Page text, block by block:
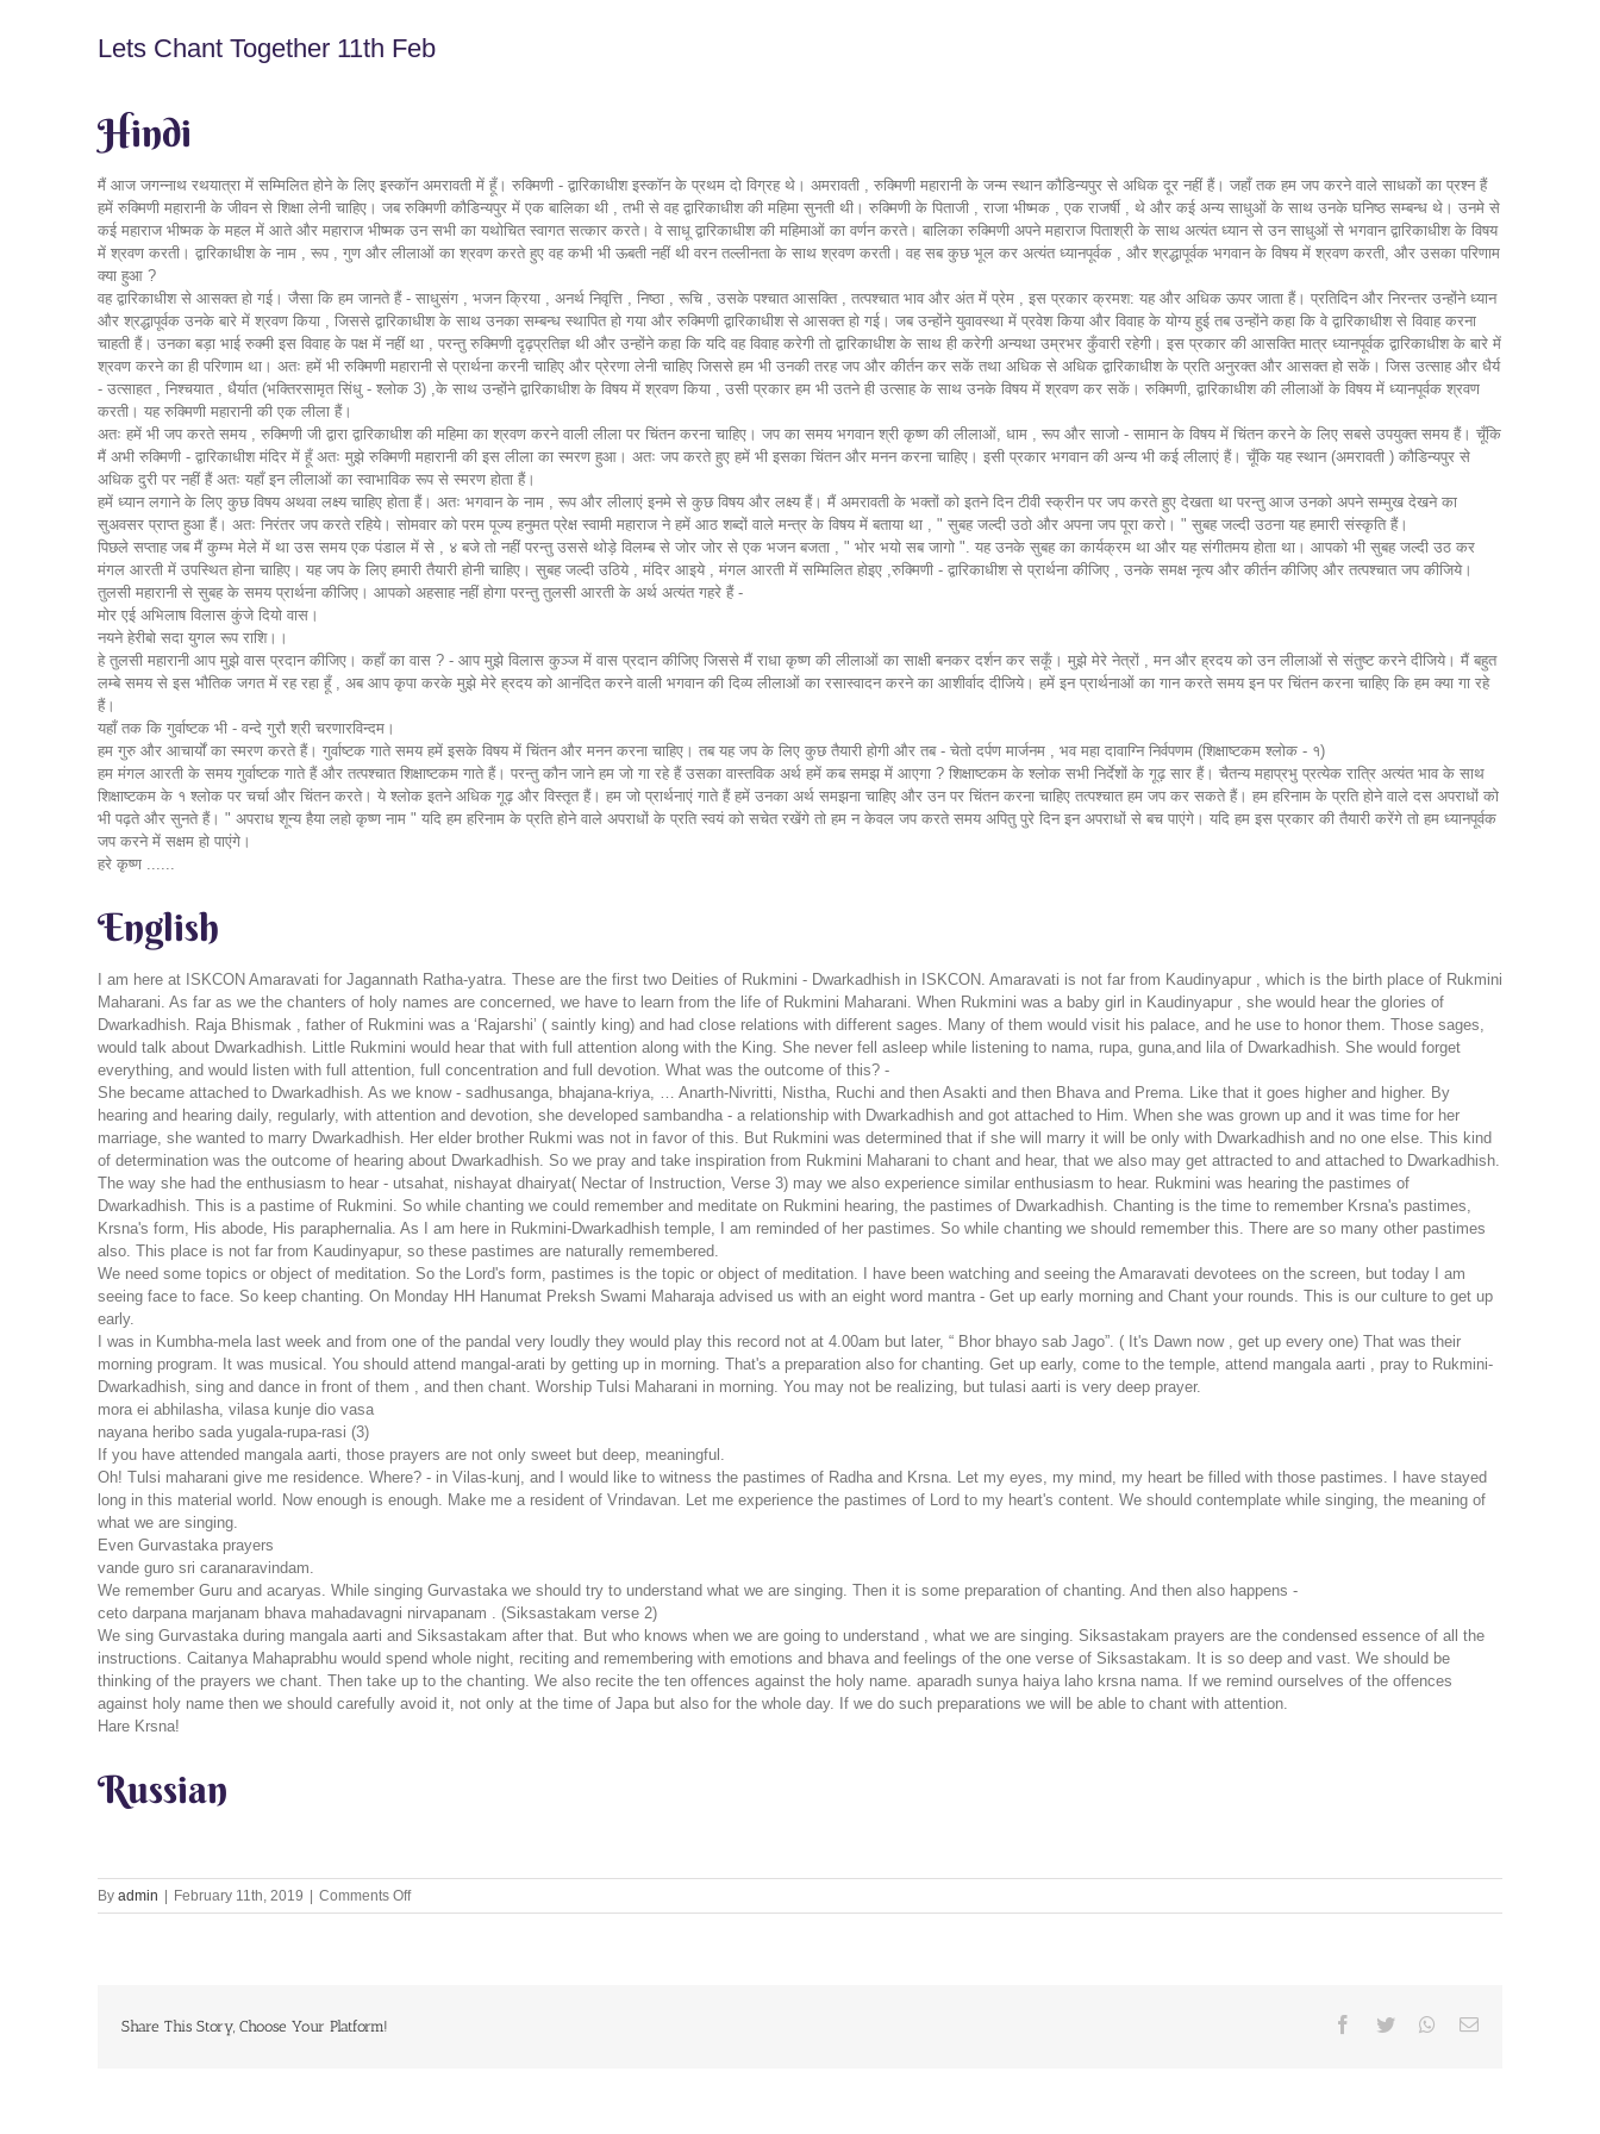
Lets Chant Together 11th Feb
Hindi
मैं आज जगन्नाथ रथयात्रा में सम्मिलित होने के लिए इस्कॉन अमरावती में हूँ। रुक्मिणी - द्वारिकाधीश इस्कॉन के प्रथम दो विग्रह थे। अमरावती , रुक्मिणी महारानी के जन्म स्थान कौडिन्यपुर से अधिक दूर नहीं हैं। जहाँ तक हम जप करने वाले साधकों का प्रश्न हैं
हमें रुक्मिणी महारानी के जीवन से शिक्षा लेनी चाहिए। जब रुक्मिणी कौडिन्यपुर में एक बालिका थी , तभी से वह द्वारिकाधीश की महिमा सुनती थी। रुक्मिणी के पिताजी , राजा भीष्मक , एक राजर्षी , थे और कई अन्य साधुओं के साथ उनके घनिष्ठ सम्बन्ध थे। उनमे से
कई महाराज भीष्मक के महल में आते और महाराज भीष्मक उन सभी का यथोचित स्वागत सत्कार करते। वे साधू द्वारिकाधीश की महिमाओं का वर्णन करते। बालिका रुक्मिणी अपने महाराज पिताश्री के साथ अत्यंत ध्यान से उन साधुओं से भगवान द्वारिकाधीश के विषय
में श्रवण करती। द्वारिकाधीश के नाम , रूप , गुण और लीलाओं का श्रवण करते हुए वह कभी भी ऊबती नहीं थी वरन तल्लीनता के साथ श्रवण करती। वह सब कुछ भूल कर अत्यंत ध्यानपूर्वक , और श्रद्धापूर्वक भगवान के विषय में श्रवण करती, और उसका परिणाम
क्या हुआ ?
वह द्वारिकाधीश से आसक्त हो गई। जैसा कि हम जानते हैं - साधुसंग , भजन क्रिया , अनर्थ निवृत्ति , निष्ठा , रूचि , उसके पश्चात आसक्ति , तत्पश्चात भाव और अंत में प्रेम , इस प्रकार क्रमश: यह और अधिक ऊपर जाता हैं। प्रतिदिन और निरन्तर उन्होंने ध्यान
और श्रद्धापूर्वक उनके बारे में श्रवण किया , जिससे द्वारिकाधीश के साथ उनका सम्बन्ध स्थापित हो गया और रुक्मिणी द्वारिकाधीश से आसक्त हो गई। जब उन्होंने युवावस्था में प्रवेश किया और विवाह के योग्य हुई तब उन्होंने कहा कि वे द्वारिकाधीश से विवाह करना
चाहती हैं। उनका बड़ा भाई रुक्मी इस विवाह के पक्ष में नहीं था , परन्तु रुक्मिणी दृढ़प्रतिज्ञ थी और उन्होंने कहा कि यदि वह विवाह करेगी तो द्वारिकाधीश के साथ ही करेगी अन्यथा उम्रभर कुँवारी रहेगी। इस प्रकार की आसक्ति मात्र ध्यानपूर्वक द्वारिकाधीश के बारे में
श्रवण करने का ही परिणाम था। अतः हमें भी रुक्मिणी महारानी से प्रार्थना करनी चाहिए और प्रेरणा लेनी चाहिए जिससे हम भी उनकी तरह जप और कीर्तन कर सकें तथा अधिक से अधिक द्वारिकाधीश के प्रति अनुरक्त और आसक्त हो सकें। जिस उत्साह और धैर्य
- उत्साहत , निश्चयात , धैर्यात (भक्तिरसामृत सिंधु - श्लोक 3) ,के साथ उन्होंने द्वारिकाधीश के विषय में श्रवण किया , उसी प्रकार हम भी उतने ही उत्साह के साथ उनके विषय में श्रवण कर सकें। रुक्मिणी, द्वारिकाधीश की लीलाओं के विषय में ध्यानपूर्वक श्रवण
करती। यह रुक्मिणी महारानी की एक लीला हैं।
अतः हमें भी जप करते समय , रुक्मिणी जी द्वारा द्वारिकाधीश की महिमा का श्रवण करने वाली लीला पर चिंतन करना चाहिए। जप का समय भगवान श्री कृष्ण की लीलाओं, धाम , रूप और साजो - सामान के विषय में चिंतन करने के लिए सबसे उपयुक्त समय हैं। चूँकि
मैं अभी रुक्मिणी - द्वारिकाधीश मंदिर में हूँ अतः मुझे रुक्मिणी महारानी की इस लीला का स्मरण हुआ। अतः जप करते हुए हमें भी इसका चिंतन और मनन करना चाहिए। इसी प्रकार भगवान की अन्य भी कई लीलाएं हैं। चूँकि यह स्थान (अमरावती ) कौडिन्यपुर से
अधिक दुरी पर नहीं हैं अतः यहाँ इन लीलाओं का स्वाभाविक रूप से स्मरण होता हैं।
हमें ध्यान लगाने के लिए कुछ विषय अथवा लक्ष्य चाहिए होता हैं। अतः भगवान के नाम , रूप और लीलाएं इनमे से कुछ विषय और लक्ष्य हैं। मैं अमरावती के भक्तों को इतने दिन टीवी स्क्रीन पर जप करते हुए देखता था परन्तु आज उनको अपने सम्मुख देखने का
सुअवसर प्राप्त हुआ हैं। अतः निरंतर जप करते रहिये। सोमवार को परम पूज्य हनुमत प्रेक्ष स्वामी महाराज ने हमें आठ शब्दों वाले मन्त्र के विषय में बताया था , " सुबह जल्दी उठो और अपना जप पूरा करो। " सुबह जल्दी उठना यह हमारी संस्कृति हैं।
पिछले सप्ताह जब मैं कुम्भ मेले में था उस समय एक पंडाल में से , ४ बजे तो नहीं परन्तु उससे थोड़े विलम्ब से जोर जोर से एक भजन बजता , " भोर भयो सब जागो ". यह उनके सुबह का कार्यक्रम था और यह संगीतमय होता था। आपको भी सुबह जल्दी उठ कर
मंगल आरती में उपस्थित होना चाहिए। यह जप के लिए हमारी तैयारी होनी चाहिए। सुबह जल्दी उठिये , मंदिर आइये , मंगल आरती में सम्मिलित होइए ,रुक्मिणी - द्वारिकाधीश से प्रार्थना कीजिए , उनके समक्ष नृत्य और कीर्तन कीजिए और तत्पश्चात जप कीजिये।
तुलसी महारानी से सुबह के समय प्रार्थना कीजिए। आपको अहसाह नहीं होगा परन्तु तुलसी आरती के अर्थ अत्यंत गहरे हैं -
मोर एई अभिलाष विलास कुंजे दियो वास।
नयने हेरीबो सदा युगल रूप राशि।।
हे तुलसी महारानी आप मुझे वास प्रदान कीजिए। कहाँ का वास ? - आप मुझे विलास कुञ्ज में वास प्रदान कीजिए जिससे मैं राधा कृष्ण की लीलाओं का साक्षी बनकर दर्शन कर सकूँ। मुझे मेरे नेत्रों , मन और ह्रदय को उन लीलाओं से संतुष्ट करने दीजिये। मैं बहुत
लम्बे समय से इस भौतिक जगत में रह रहा हूँ , अब आप कृपा करके मुझे मेरे ह्रदय को आनंदित करने वाली भगवान की दिव्य लीलाओं का रसास्वादन करने का आशीर्वाद दीजिये। हमें इन प्रार्थनाओं का गान करते समय इन पर चिंतन करना चाहिए कि हम क्या गा रहे
हैं।
यहाँ तक कि गुर्वाष्टक भी - वन्दे गुरौ श्री चरणारविन्दम।
हम गुरु और आचार्यों का स्मरण करते हैं। गुर्वाष्टक गाते समय हमें इसके विषय में चिंतन और मनन करना चाहिए। तब यह जप के लिए कुछ तैयारी होगी और तब - चेतो दर्पण मार्जनम , भव महा दावाग्नि निर्वपणम (शिक्षाष्टकम श्लोक - १)
हम मंगल आरती के समय गुर्वाष्टक गाते हैं और तत्पश्चात शिक्षाष्टकम गाते हैं। परन्तु कौन जाने हम जो गा रहे हैं उसका वास्तविक अर्थ हमें कब समझ में आएगा ? शिक्षाष्टकम के श्लोक सभी निर्देशों के गूढ़ सार हैं। चैतन्य महाप्रभु प्रत्येक रात्रि अत्यंत भाव के साथ
शिक्षाष्टकम के १ श्लोक पर चर्चा और चिंतन करते। ये श्लोक इतने अधिक गूढ़ और विस्तृत हैं। हम जो प्रार्थनाएं गाते हैं हमें उनका अर्थ समझना चाहिए और उन पर चिंतन करना चाहिए तत्पश्चात हम जप कर सकते हैं। हम हरिनाम के प्रति होने वाले दस अपराधों को
भी पढ़ते और सुनते हैं। " अपराध शून्य हैया लहो कृष्ण नाम " यदि हम हरिनाम के प्रति होने वाले अपराधों के प्रति स्वयं को सचेत रखेंगे तो हम न केवल जप करते समय अपितु पुरे दिन इन अपराधों से बच पाएंगे। यदि हम इस प्रकार की तैयारी करेंगे तो हम ध्यानपूर्वक
जप करने में सक्षम हो पाएंगे।
हरे कृष्ण ......
English
I am here at ISKCON Amaravati for Jagannath Ratha-yatra. These are the first two Deities of Rukmini - Dwarkadhish in ISKCON. Amaravati is not far from Kaudinyapur , which is the birth place of Rukmini
Maharani. As far as we the chanters of holy names are concerned, we have to learn from the life of Rukmini Maharani. When Rukmini was a baby girl in Kaudinyapur , she would hear the glories of
Dwarkadhish. Raja Bhismak , father of Rukmini was a ‘Rajarshi’ ( saintly king) and had close relations with different sages. Many of them would visit his palace, and he use to honor them. Those sages,
would talk about Dwarkadhish. Little Rukmini would hear that with full attention along with the King. She never fell asleep while listening to nama, rupa, guna,and lila of Dwarkadhish. She would forget
everything, and would listen with full attention, full concentration and full devotion. What was the outcome of this? -
She became attached to Dwarkadhish. As we know - sadhusanga, bhajana-kriya, … Anarth-Nivritti, Nistha, Ruchi and then Asakti and then Bhava and Prema. Like that it goes higher and higher. By
hearing and hearing daily, regularly, with attention and devotion, she developed sambandha - a relationship with Dwarkadhish and got attached to Him. When she was grown up and it was time for her
marriage, she wanted to marry Dwarkadhish. Her elder brother Rukmi was not in favor of this. But Rukmini was determined that if she will marry it will be only with Dwarkadhish and no one else. This kind
of determination was the outcome of hearing about Dwarkadhish. So we pray and take inspiration from Rukmini Maharani to chant and hear, that we also may get attracted to and attached to Dwarkadhish.
The way she had the enthusiasm to hear - utsahat, nishayat dhairyat( Nectar of Instruction, Verse 3) may we also experience similar enthusiasm to hear. Rukmini was hearing the pastimes of
Dwarkadhish. This is a pastime of Rukmini. So while chanting we could remember and meditate on Rukmini hearing, the pastimes of Dwarkadhish. Chanting is the time to remember Krsna's pastimes,
Krsna's form, His abode, His paraphernalia. As I am here in Rukmini-Dwarkadhish temple, I am reminded of her pastimes. So while chanting we should remember this. There are so many other pastimes
also. This place is not far from Kaudinyapur, so these pastimes are naturally remembered.
We need some topics or object of meditation. So the Lord's form, pastimes is the topic or object of meditation. I have been watching and seeing the Amaravati devotees on the screen, but today I am
seeing face to face. So keep chanting. On Monday HH Hanumat Preksh Swami Maharaja advised us with an eight word mantra - Get up early morning and Chant your rounds. This is our culture to get up
early.
I was in Kumbha-mela last week and from one of the pandal very loudly they would play this record not at 4.00am but later, “ Bhor bhayo sab Jago”. ( It's Dawn now , get up every one) That was their
morning program. It was musical. You should attend mangal-arati by getting up in morning. That's a preparation also for chanting. Get up early, come to the temple, attend mangala aarti , pray to Rukmini-
Dwarkadhish, sing and dance in front of them , and then chant. Worship Tulsi Maharani in morning. You may not be realizing, but tulasi aarti is very deep prayer.
mora ei abhilasha, vilasa kunje dio vasa
nayana heribo sada yugala-rupa-rasi (3)
If you have attended mangala aarti, those prayers are not only sweet but deep, meaningful.
Oh! Tulsi maharani give me residence. Where? - in Vilas-kunj, and I would like to witness the pastimes of Radha and Krsna. Let my eyes, my mind, my heart be filled with those pastimes. I have stayed
long in this material world. Now enough is enough. Make me a resident of Vrindavan. Let me experience the pastimes of Lord to my heart's content. We should contemplate while singing, the meaning of
what we are singing.
Even Gurvastaka prayers
vande guro sri caranaravindam.
We remember Guru and acaryas. While singing Gurvastaka we should try to understand what we are singing. Then it is some preparation of chanting. And then also happens -
ceto darpana marjanam bhava mahadavagni nirvapanam . (Siksastakam verse 2)
We sing Gurvastaka during mangala aarti and Siksastakam after that. But who knows when we are going to understand , what we are singing. Siksastakam prayers are the condensed essence of all the
instructions. Caitanya Mahaprabhu would spend whole night, reciting and remembering with emotions and bhava and feelings of the one verse of Siksastakam. It is so deep and vast. We should be
thinking of the prayers we chant. Then take up to the chanting. We also recite the ten offences against the holy name. aparadh sunya haiya laho krsna nama. If we remind ourselves of the offences
against holy name then we should carefully avoid it, not only at the time of Japa but also for the whole day. If we do such preparations we will be able to chant with attention.
Hare Krsna!
Russian
By admin February 11th, 2019 Comments Offon
Lets
Share This Story, Choose Your Platform! Facebook
Twitter Whatsapp
Email